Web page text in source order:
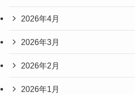
2026年4月
2026年3月
2026年2月
2026年1月